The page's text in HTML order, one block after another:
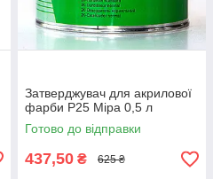
Затверджувач для акрилової
фарби P25 Mipa 0,5 л
Готово до відправки
437,50 ₴ 625 ₴